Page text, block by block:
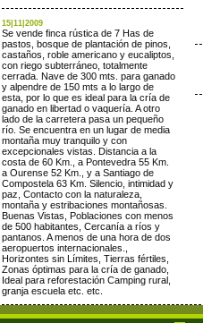
15|11|2009
Se vende finca rústica de 7 Has de
pastos, bosque de plantación de pinos,
castaños, roble americano y eucaliptos,
con riego subterráneo, totalmente
cerrada. Nave de 300 mts. para ganado
y alpendre de 150 mts a lo largo de
esta, por lo que es ideal para la cría de
ganado en libertad o vaquería. A otro
lado de la carretera pasa un pequeño
río. Se encuentra en un lugar de media
montaña muy tranquilo y con
excepcionales vistas. Distancia a la
costa de 60 Km., a Pontevedra 55 Km.
a Ourense 52 Km., y a Santiago de
Compostela 63 Km. Silencio, intimidad y
paz, Contacto con la naturaleza,
montaña y estribaciones montañosas.
Buenas Vistas, Poblaciones con menos
de 500 habitantes, Cercanía a ríos y
pantanos. A menos de una hora de dos
aeropuertos internacionales.,
Horizontes sin Límites, Tierras fértiles,
Zonas óptimas para la cría de ganado,
Ideal para reforestación Camping rural,
granja escuela etc. etc.